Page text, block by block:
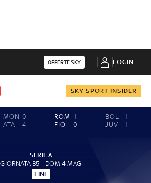
OFFERTE SKY LOGIN
SKY SPORT INSIDER
MON 0
ATA
4
ROM
1
FIO
0
BOL
1
JUV
1
SERIE A
GIORNATA 35 - DOM 4 MAG
FINE